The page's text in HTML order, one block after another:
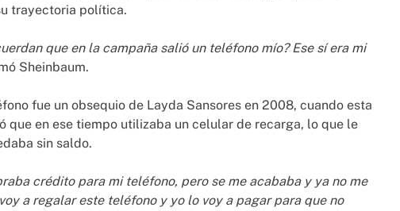
trayectoria política.
que en la campaña salió un teléfono mío? Ese sí era mi
Sheinbaum.
fue un obsequio de Layda Sansores en 2008, cuando esta
que en ese tiempo utilizaba un celular de recarga, lo que le
sin saldo.
crédito para mi teléfono, pero se me acababa y ya no me
a regalar este teléfono y yo lo voy a pagar para que no